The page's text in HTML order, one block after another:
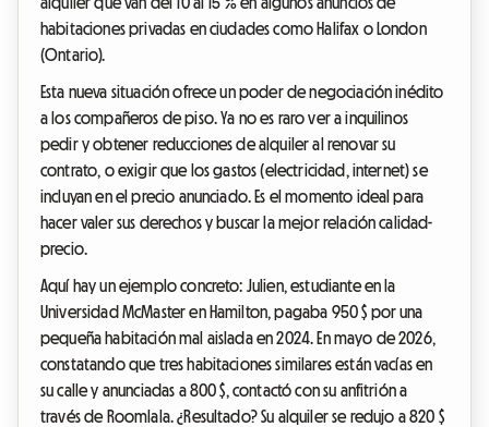
habitaciones privadas en ciudades como Halifax o London
(Ontario).
Esta nueva situación ofrece un poder de negociación inédito
a los compañeros de piso. Ya no es raro ver a inquilinos
pedir y obtener reducciones de alquiler al renovar su
contrato, o exigir que los gastos (electricidad, internet) se
incluyan en el precio anunciado. Es el momento ideal para
hacer valer sus derechos y buscar la mejor relación calidad-
precio.
Aquí hay un ejemplo concreto: Julien, estudiante en la
Universidad McMaster en Hamilton, pagaba 950 $ por una
pequeña habitación mal aislada en 2024. En mayo de 2026,
constatando que tres habitaciones similares están vacías en
su calle y anunciadas a 800 $, contactó con su anfitrión a
través de Roomlala. ¿Resultado? Su alquiler se redujo a 820 $